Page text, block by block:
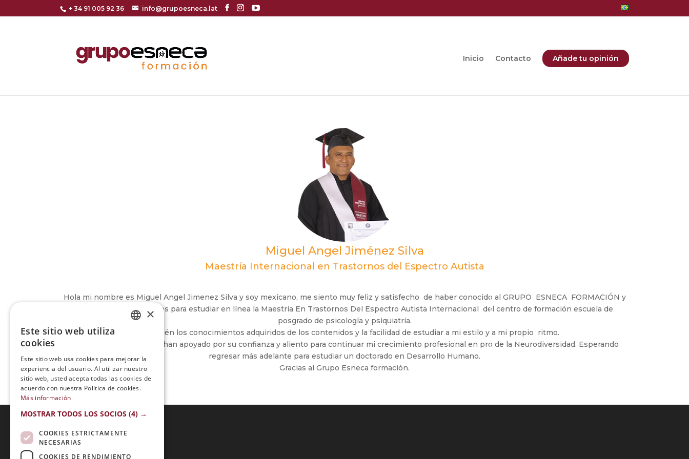
+ 34 91 005 92 36 info@grupoesneca.lat
Inicio Contacto Añade tu opinión
Miguel Angel Jiménez Silva
Maestría Internacional en Trastornos del Espectro Autista
Hola mi nombre es Miguel Angel Jimenez Silva y soy mexicano, me siento muy feliz y satisfecho de haber conocido al GRUPO ESNECA FORMACIÓN y
brindarme las facilidades para estudiar en línea la Maestría En Trastornos Del Espectro Autista Internacional del centro de formación escuela de
posgrado de psicología y psiquiatría.
Así también los conocimientos adquiridos de los contenidos y la facilidad de estudiar a mi estilo y a mi propio ritmo.
Agradezco a quienes me han apoyado por su confianza y aliento para continuar mi crecimiento profesional en pro de la Neurodiversidad. Esperando
regresar más adelante para estudiar un doctorado en Desarrollo Humano.
Gracias al Grupo Esneca formación.
Acreditaciones:
×
Este sitio web utiliza
cookies
Este sitio web usa cookies para mejorar la
experiencia del usuario. Al utilizar nuestro
sitio web, usted acepta todas las cookies de
acuerdo con nuestra Política de cookies.
Más información
MOSTRAR TODOS LOS SOCIOS (4) →
COOKIES ESTRICTAMENTE
NECESARIAS
COOKIES DE RENDIMIENTO